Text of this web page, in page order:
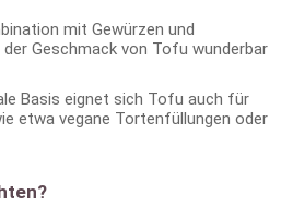
mit Gewürzen und
Geschmack von Tofu wunderbar
Basis eignet sich Tofu auch für
etwa vegane Tortenfüllungen oder